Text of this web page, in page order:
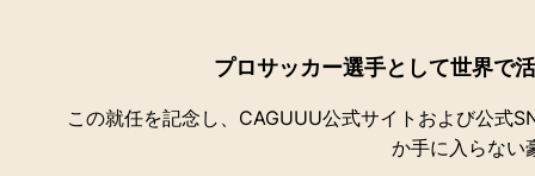
プロサッカー選手として世界で
この就任を記念し、CAGUUU公式サイトおよび公式
か手に入らない